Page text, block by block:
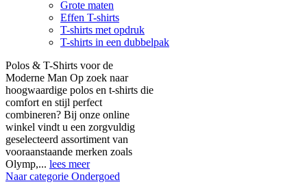
Grote maten
Effen T-shirts
T-shirts met opdruk
T-shirts in een dubbelpak
Polos & T-Shirts voor de
Moderne Man Op zoek naar
hoogwaardige polos en t-shirts die
comfort en stijl perfect
combineren? Bij onze online
winkel vindt u een zorgvuldig
geselecteerd assortiment van
vooraanstaande merken zoals
Olymp,... lees meer
Naar categorie Ondergoed